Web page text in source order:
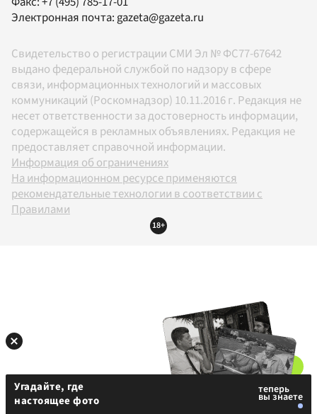
Электронная почта:gazeta@gazeta.ru
Свидетельство о регистрации СМИ Эл № ФС77-67642
выдано федеральной службой по надзору в сфере
связи, информационных технологий и массовых
коммуникаций (Роскомнадзор) 10.11.2016 г. Редакция не
несет ответственности за достоверность информации,
содержащейся в рекламных объявлениях. Редакция не
предоставляет справочной информации.
Информация об ограничениях
На информационном ресурсе применяются
рекомендательные технологии в соответствии с
Правилами
18+
Угадайте, где
настоящее фото